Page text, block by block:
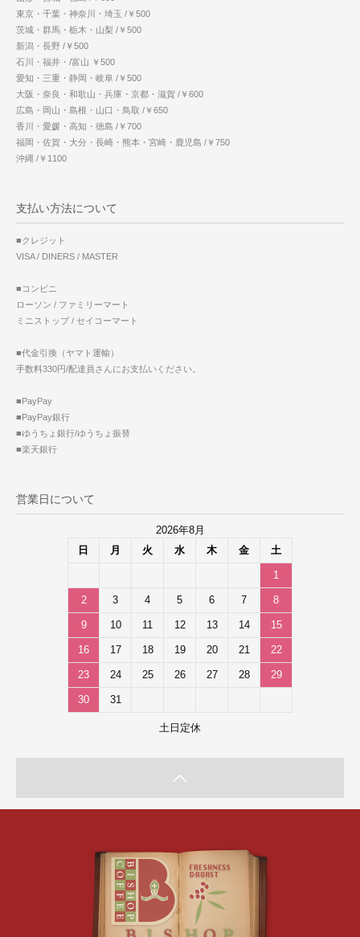
東京・千葉・神奈川・埼玉 /￥500
茨城・群馬・栃木・山梨 /￥500
新潟・長野 /￥500
石川・福井・/富山 ￥500
愛知・三重・静岡・岐阜 /￥500
大阪・奈良・和歌山・兵庫・京都・滋賀 /￥600
広島・岡山・島根・山口・鳥取 /￥650
香川・愛媛・高知・徳島 /￥700
福岡・佐賀・大分・長崎・熊本・宮崎・鹿児島 /￥750
沖縄 /￥1100
支払い方法について
■クレジット
VISA / DINERS / MASTER
■コンビニ
ローソン / ファミリーマート
ミニストップ / セイコーマート
■代金引換（ヤマト運輸）
手数料330円/配達員さんにお支払いください。
■PayPay
■PayPay銀行
■ゆうちょ銀行/ゆうちょ振替
■楽天銀行
営業日について
2026年8月
日
月 火 水 木 金 土
1
2 3 4 5 6 7 8
9 10 11 12 13 14 15
16 17 18 19 20 21 22
23 24 25 26 27 28 29
30 31
土日定休